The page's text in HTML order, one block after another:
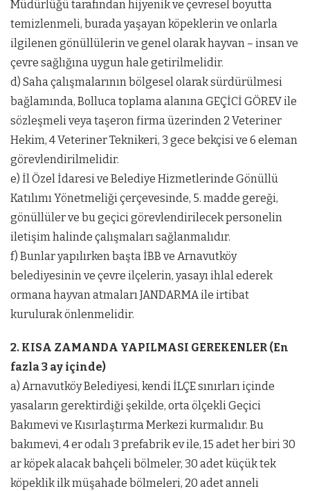
Müdürlüğü tarafından hijyenik ve çevresel boyutta
temizlenmeli, burada yaşayan köpeklerin ve onlarla
ilgilenen gönüllülerin ve genel olarak hayvan – insan ve
çevre sağlığına uygun hale getirilmelidir.
d) Saha çalışmalarının bölgesel olarak sürdürülmesi
bağlamında, Bolluca toplama alanına GEÇİCİ GÖREV ile
sözleşmeli veya taşeron firma üzerinden 2 Veteriner
Hekim, 4 Veteriner Teknikeri, 3 gece bekçisi ve 6 eleman
görevlendirilmelidir.
e) İl Özel İdaresi ve Belediye Hizmetlerinde Gönüllü
Katılımı Yönetmeliği çerçevesinde, 5. madde gereği,
gönüllüler ve bu geçici görevlendirilecek personelin
iletişim halinde çalışmaları sağlanmalıdır.
f) Bunlar yapılırken başta İBB ve Arnavutköy
belediyesinin ve çevre ilçelerin, yasayı ihlal ederek
ormana hayvan atmaları JANDARMA ile irtibat
kurulurak önlenmelidir.
2. KISA ZAMANDA YAPILMASI GEREKENLER (En
fazla 3 ay içinde)
a) Arnavutköy Belediyesi, kendi İLÇE sınırları içinde
yasaların gerektirdiği şekilde, orta ölçekli Geçici
Bakımevi ve Kısırlaştırma Merkezi kurmalıdır. Bu
bakımevi, 4 er odalı 3 prefabrik ev ile, 15 adet her biri 30
ar köpek alacak bahçeli bölmeler, 30 adet küçük tek
köpeklik ilk müşahade bölmeleri, 20 adet anneli